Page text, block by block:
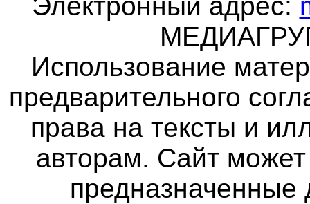
Использование
предварительного
права на тексты и
авторам. Сайт